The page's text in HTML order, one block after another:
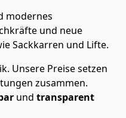
modernes
und neue
Sackkarren und Lifte.
Unsere Preise setzen
zusammen.
und transparent